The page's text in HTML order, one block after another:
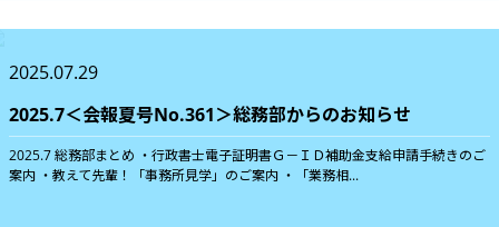
2025.07.29
2025.7＜会報夏号No.361＞総務部からのお知らせ
2025.7 総務部まとめ ・行政書士電子証明書Ｇ－ＩＤ補助金支給申請手続きのご
案内 ・教えて先輩！「事務所見学」のご案内 ・「業務相...